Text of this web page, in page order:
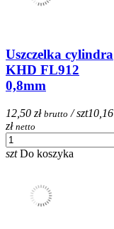
Uszczelka cylindra
KHD FL912
0,8mm
12,50 zł brutto / szt10,16
zł netto
szt Do koszyka